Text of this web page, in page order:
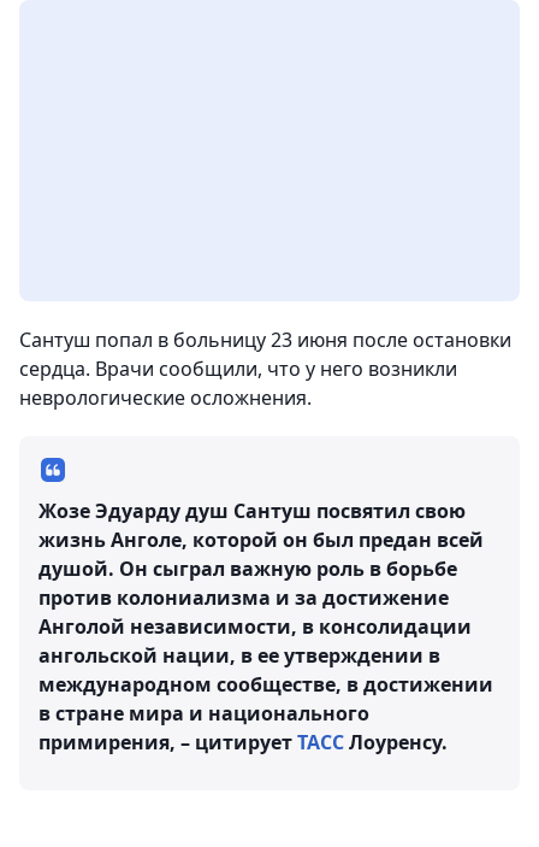
Сантуш попал в больницу 23 июня после остановки
сердца. Врачи сообщили, что у него возникли
неврологические осложнения.
Жозе Эдуарду душ Сантуш посвятил свою
жизнь Анголе, которой он был предан всей
душой. Он сыграл важную роль в борьбе
против колониализма и за достижение
Анголой независимости, в консолидации
ангольской нации, в ее утверждении в
международном сообществе, в достижении
в стране мира и национального
примирения, – цитируетТАССЛоуренсу.